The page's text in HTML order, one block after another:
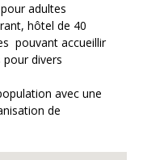
adultes
hôtel de 40
pouvant accueillir
divers
avec une
de